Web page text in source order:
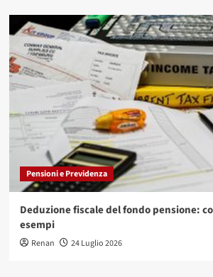
Pensioni e Previdenza
Deduzione fiscale del fondo pensione:
esempi
Renan 24 Luglio 2026